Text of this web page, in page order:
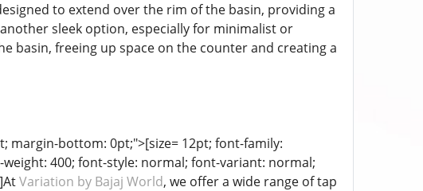
to extend over the rim of the basin, providing a
sleek option, especially for minimalist or
basin, freeing up space on the counter and creating a
margin-bottom: 0pt;">[size= 12pt; font-family:
400; font-style: normal; font-variant: normal;
Variation by Bajaj World, we offer a wide range of tap